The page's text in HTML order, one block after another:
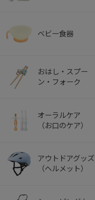
ベビー食器
おはし・スプー
ン・フォーク
オーラルケア
（お口のケア）
アウトドアグッズ
（ヘルメット）